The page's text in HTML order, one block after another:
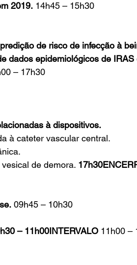
2019. 14h45 – 15h30
de risco de infecção à
dados epidemiológicos de IRAS
– 17h30
à dispositivos.
à cateter vascular central.
de demora.
09h45 – 10h30
– 11h00INTERVALO 11h00 –